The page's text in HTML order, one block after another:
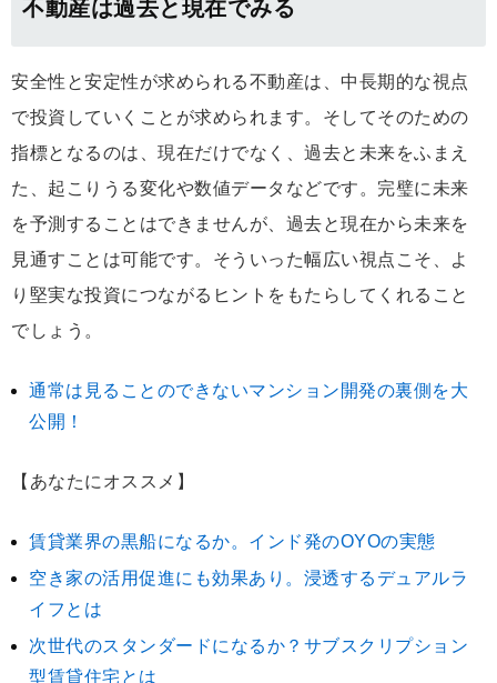
不動産は過去と現在でみる
安全性と安定性が求められる不動産は、中長期的な視点
で投資していくことが求められます。そしてそのための
指標となるのは、現在だけでなく、過去と未来をふまえ
た、起こりうる変化や数値データなどです。完璧に未来
を予測することはできませんが、過去と現在から未来を
見通すことは可能です。そういった幅広い視点こそ、よ
り堅実な投資につながるヒントをもたらしてくれること
でしょう。
通常は見ることのできないマンション開発の裏側を大
公開！
【あなたにオススメ】
賃貸業界の黒船になるか。インド発のOYOの実態
空き家の活用促進にも効果あり。浸透するデュアルラ
イフとは
次世代のスタンダードになるか？サブスクリプション
型賃貸住宅とは